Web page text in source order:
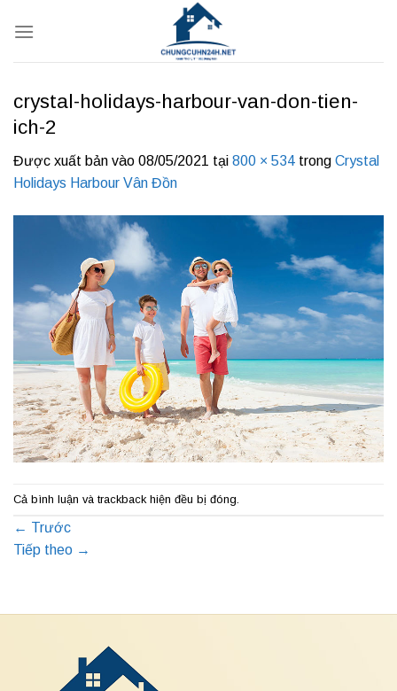
qua
crystal-holidays-harbour-van-don-tien-
ich-2
Được xuất bản vào 08/05/2021 tại 800 × 534 trong Crystal
Holidays Harbour Vân Đồn
Cả bình luận và trackback hiện đều bị đóng.
← Trước
Tiếp theo →